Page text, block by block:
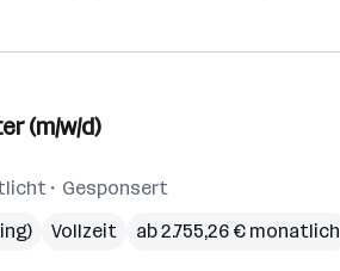
(m/w/d)
Gesponsert
Vollzeit ab 2.755,26 € monatlich